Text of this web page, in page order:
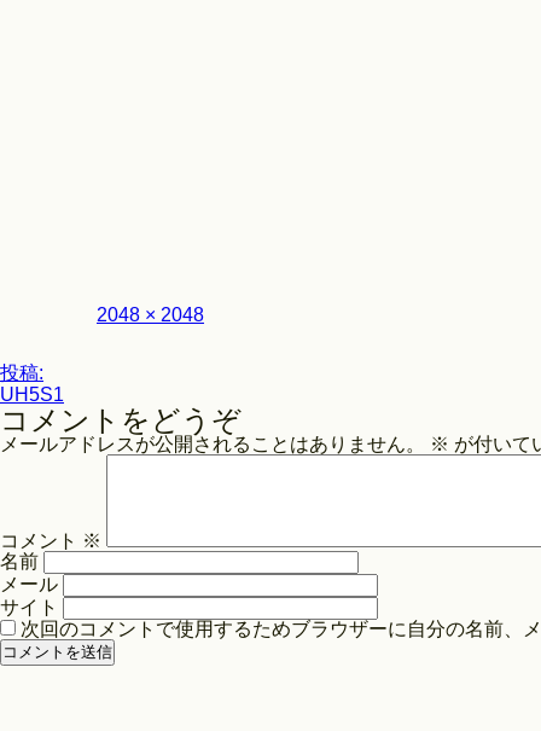
フ
2048 × 2048
投
稿
ナ
ビ
シ
ョ
ン
投稿:
UH5S1
コメントをどうぞ
メールアドレスが公開されることはありません。 ※ が付いて
コメント ※
名前
メール
サイト
次回のコメントで使用するためブラウザーに自分の名前、